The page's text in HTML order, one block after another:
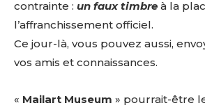
contrainte : un faux timbre à la
l’affranchissement officiel.
Ce jour-là, vous pouvez aussi,
vos amis et connaissances.
« Mailart Museum » pourrait-être